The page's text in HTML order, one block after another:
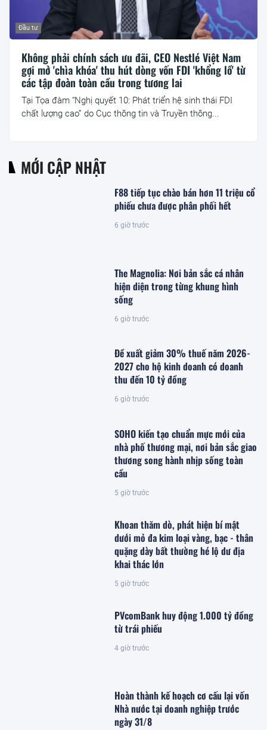
Không phải chính sách ưu đãi, CEO Nestlé Việt Nam
gợi mở 'chìa khóa' thu hút dòng vốn FDI 'khổng lồ' từ
các tập đoàn toàn cầu trong tương lai
Đầu tư
Tại Tọa đàm “Nghị quyết 10: Phát triển hệ sinh thái FDI
chất lượng cao” do Cục thông tin và Truyền thông...
MỚI CẬP NHẬT
F88 tiếp tục chào bán hơn 11 triệu cổ
phiếu chưa được phân phối hết
6 giờ trước
The Magnolia: Nơi bản sắc cá nhân
hiện diện trong từng khung hình
sống
6 giờ trước
Đề xuất giảm 30% thuế năm 2026-
2027 cho hộ kinh doanh có doanh
thu đến 10 tỷ đồng
6 giờ trước
SOHO kiến tạo chuẩn mực mới của
nhà phố thương mại, nơi bản sắc giao
thương song hành nhịp sống toàn
cầu
5 giờ trước
Khoan thăm dò, phát hiện bí mật
dưới mỏ đa kim loại vàng, bạc - thân
quặng dày bất thường hé lộ dư địa
khai thác lớn
5 giờ trước
PVcomBank huy động 1.000 tỷ đồng
từ trái phiếu
4 giờ trước
Hoàn thành kế hoạch cơ cấu lại vốn
Nhà nước tại doanh nghiệp trước
ngày 31/8